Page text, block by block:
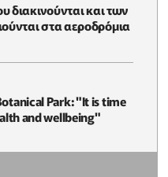
διακινούνται και των
στα αεροδρόμια
Park: "It is time
and wellbeing"